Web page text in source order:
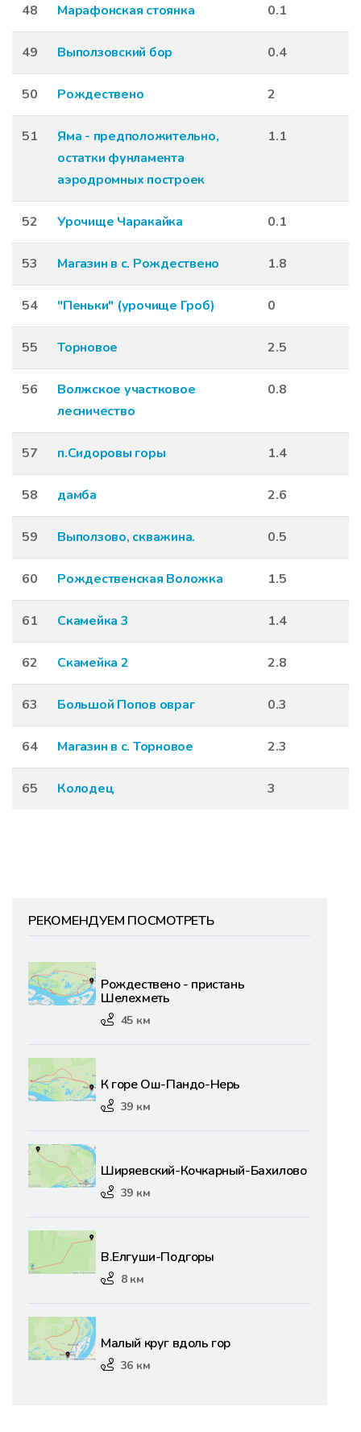
48 Марафонская стоянка 0.1
49 Выползовский бор 0.4
50 Рождествено 2
51
Яма - предположительно,
остатки фунламента
аэродромных построек
1.1
52 Урочище Чаракайка 0.1
53 Магазин в с. Рождествено 1.8
54 "Пеньки" (урочище Гроб) 0
55 Торновое 2.5
56
Волжское участковое
лесничество
0.8
57 п.Сидоровы горы 1.4
58 дамба 2.6
59 Выползово, скважина. 0.5
60 Рождественская Воложка 1.5
61 Скамейка 3 1.4
62 Скамейка 2 2.8
63 Большой Попов овраг 0.3
64 Магазин в с. Торновое 2.3
65 Колодец 3
РЕКОМЕНДУЕМ ПОСМОТРЕТЬ
Рождествено - пристань
Шелехметь
45 км
К горе Ош-Пандо-Нерь
39 км
Ширяевский-Кочкарный-Бахилово
39 км
В.Елгуши-Подгоры
8 км
Малый круг вдоль гор
36 км